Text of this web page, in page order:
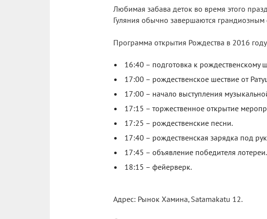
Любимая забава деток во время этого
Гуляния обычно завершаются
Программа открытия Рождества в 2016
16:40 – подготовка к рождественскому
17:00 – рождественское шествие от
17:00 – начало выступления
17:15 – торжественное открытие
17:25 – рождественские песни.
17:40 – рождественская зарядка под
17:45 – объявление победителя лотереи.
18:15 – фейерверк.
Адрес: Рынок Хамина, Satamakatu 12.